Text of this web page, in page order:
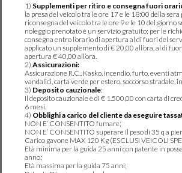
1) Supplementi per ritiro e consegna fuori
la presa del veicolo tra le ore 17 e le 18:00 della sera
riconsegna del veicolo tra le ore 9 e le 10 del giorno
noleggio prenotato è un servizio gratuito; per le
consegna entro l’orario di apertura al di fuori del
applicato un supplemento di € 20,00 all’ora, al di
apertura € 40,00 all’ora.
2) Assicurazioni:
Assicurazione R.C., Kasko, incendio, furto, eventi
vandalici, carta verde per estero, soccorso stradale,
3) Deposito cauzionale:
Il deposito cauzionale è di € 1.500,00 con carta di
6 mesi.
4) Obblighi a carico del cliente da eseguire
NON E’ CONSENTITO fumare;
NON E’ CONSENTITO superare il peso di 35 q a
Carico gavone MAX 120 Kg (ESCLUSI VEICOLI
Età minima per la guida 25 anni con patente in
anno;
Età massima per la guida 75 anni;